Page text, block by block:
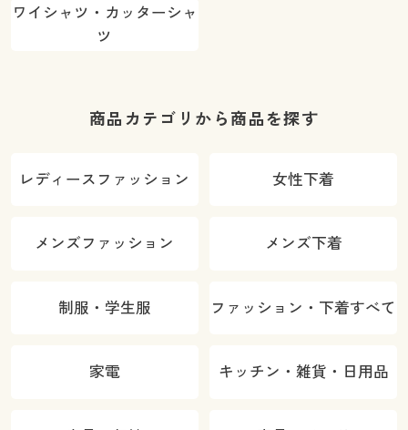
ワイシャツ・カッターシャ
ツ
商品カテゴリから商品を探す
レディースファッション 女性下着
メンズファッション メンズ下着
制服・学生服 ファッション・下着すべて
家電 キッチン・雑貨・日用品